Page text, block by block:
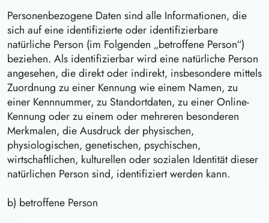
Personenbezogene Daten sind alle Informationen, die
sich auf eine identifizierte oder identifizierbare
natürliche Person (im Folgenden „betroffene Person“)
beziehen. Als identifizierbar wird eine natürliche Person
angesehen, die direkt oder indirekt, insbesondere mittels
Zuordnung zu einer Kennung wie einem Namen, zu
einer Kennnummer, zu Standortdaten, zu einer Online-
Kennung oder zu einem oder mehreren besonderen
Merkmalen, die Ausdruck der physischen,
physiologischen, genetischen, psychischen,
wirtschaftlichen, kulturellen oder sozialen Identität dieser
natürlichen Person sind, identifiziert werden kann.
b) betroffene Person